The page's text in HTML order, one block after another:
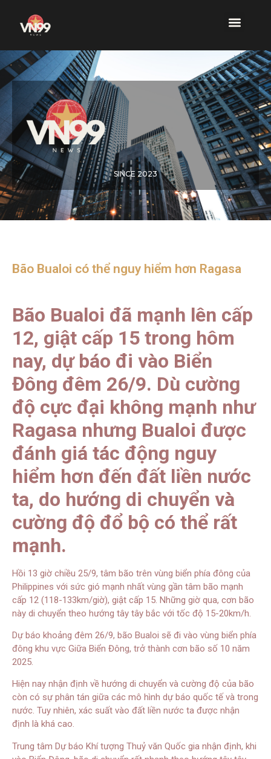
SINCE 2023
Bão Bualoi có thể nguy hiểm hơn Ragasa
Bão Bualoi đã mạnh lên cấp
12, giật cấp 15 trong hôm
nay, dự báo đi vào Biển
Đông đêm 26/9. Dù cường
độ cực đại không mạnh như
Ragasa nhưng Bualoi được
đánh giá tác động nguy
hiểm hơn đến đất liền nước
ta, do hướng di chuyển và
cường độ đổ bộ có thể rất
mạnh.
Hồi 13 giờ chiều 25/9, tâm bão trên vùng biển phía đông của
Philippines với sức gió mạnh nhất vùng gần tâm bão mạnh
cấp 12 (118-133km/giờ), giật cấp 15. Những giờ qua, cơn bão
này di chuyển theo hướng tây tây bắc với tốc độ 15-20km/h.
Dự báo khoảng đêm 26/9, bão Bualoi sẽ đi vào vùng biển phía
đông khu vực Giữa Biển Đông, trở thành cơn bão số 10 năm
2025.
Hiện nay nhận định về hướng di chuyển và cường độ của bão
còn có sự phân tán giữa các mô hình dự báo quốc tế và trong
nước. Tuy nhiên, xác suất vào đất liền nước ta được nhận
định là khá cao.
Trung tâm Dự báo Khí tượng Thuỷ văn Quốc gia nhận định, khi